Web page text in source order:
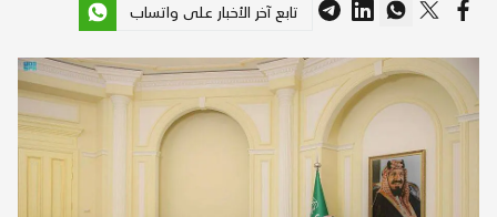
تابع آخر الأخبار على واتساب